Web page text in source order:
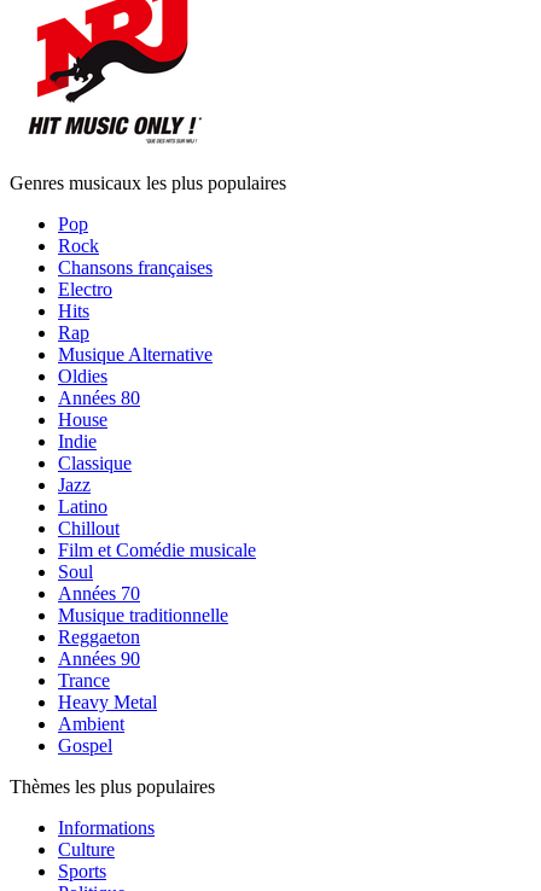
Genres musicaux les plus populaires
Pop
Rock
Chansons françaises
Electro
Hits
Rap
Musique Alternative
Oldies
Années 80
House
Indie
Classique
Jazz
Latino
Chillout
Film et Comédie musicale
Soul
Années 70
Musique traditionnelle
Reggaeton
Années 90
Trance
Heavy Metal
Ambient
Gospel
Thèmes les plus populaires
Informations
Culture
Sports